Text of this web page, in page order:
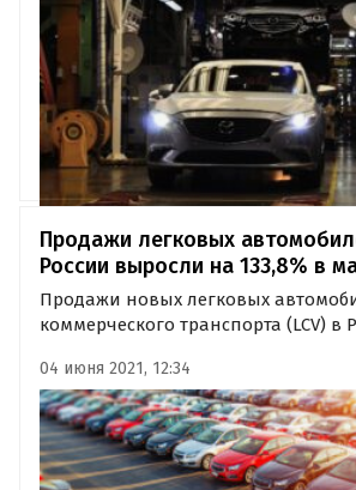
глава компании Вадим Швецов.
Продажи легковых
России выросли на 133,8% в
Продажи новых легковых
коммерческого транспорта (LCV) в
единиц. Об этом в пятницу, 4 июня,
«Автоновости дня» со ссылкой на
европейского бизнеса…
04 июня 2021, 12:34